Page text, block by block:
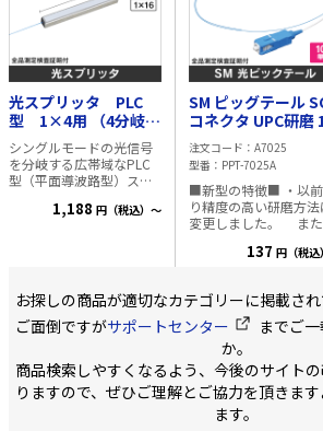
光スプリッタ PLC
型 1×4用 （4分岐
器）
シングルモードの光信号
を分岐する広帯域なPLC
型（平面導波路型）スプ
1×2、4分岐型：1×4、8
岐】1×8、【16分岐】
1×16 ・対応波長：1260
～1650nm ・挿入損失：
【4分岐】7.3dB以下、
【8分岐】10.5dB以下、
【16分岐】13.7dB以下
1,188 円（税込）～
SM ピッグテール
コネクタ UPC研磨
φ0.25 UV心線
注文コード
A7025
型番
PPT-7025A
■新型の特徴■ ・以
り精度の高い研磨方法
変更しました。 また
全品検査を行い、細
の付いた光ファイバー
ーブルです。 融着接
メカニカルスプライス
続用として便利な仕様で
す。 仕様 ・SM(シングル
モード)9/125 ・SCコ
タ ・研磨面 UPC ・長
1m ・UV心線 φ0.25 梱
137 円（税込
お探しの商品が適切なカテゴリーに掲載され
ご面倒ですがサポートセンター
までご
か。
商品検索しやすくなるよう、今後のサイト
りますので、ぜひご理解とご協力を頂きま
ます。